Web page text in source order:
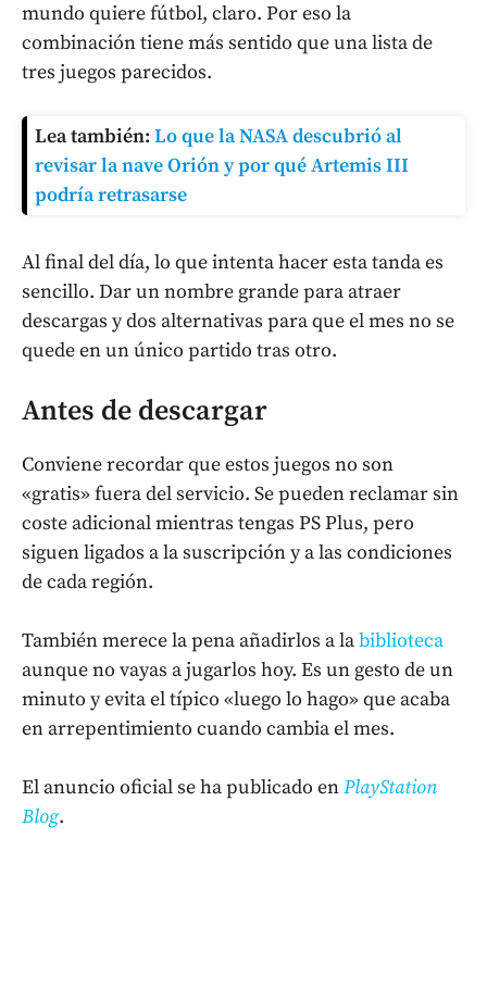
mundo quiere fútbol, claro. Por eso la
combinación tiene más sentido que una lista de
tres juegos parecidos.
Lea también: Lo que la NASA descubrió al
revisar la nave Orión y por qué Artemis III
podría retrasarse
Al final del día, lo que intenta hacer esta tanda es
sencillo. Dar un nombre grande para atraer
descargas y dos alternativas para que el mes no se
quede en un único partido tras otro.
Antes de descargar
Conviene recordar que estos juegos no son
«gratis» fuera del servicio. Se pueden reclamar sin
coste adicional mientras tengas PS Plus, pero
siguen ligados a la suscripción y a las condiciones
de cada región.
También merece la pena añadirlos a labiblioteca
aunque no vayas a jugarlos hoy. Es un gesto de un
minuto y evita el típico «luego lo hago» que acaba
en arrepentimiento cuando cambia el mes.
El anuncio oficial se ha publicado enPlayStation
Blog.